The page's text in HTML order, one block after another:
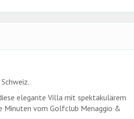
elegante Villa mit spektakulärem
Minuten vom Golfclub Menaggio &